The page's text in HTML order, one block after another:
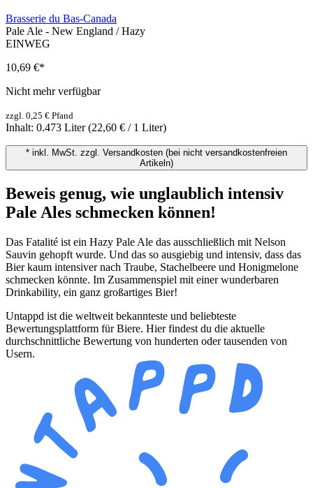
Brasserie du Bas-Canada
Pale Ale - New England / Hazy
EINWEG
10,69 €*
Nicht mehr verfügbar
zzgl. 0,25 € Pfand
Inhalt: 0.473 Liter(22,60 € / 1 Liter)
* inkl. MwSt. zzgl. Versandkosten (bei nicht versandkostenfreien
Artikeln)
Beweis genug, wie unglaublich intensiv
Pale Ales schmecken können!
Das Fatalité ist ein Hazy Pale Ale das ausschließlich mit Nelson
Sauvin gehopft wurde. Und das so ausgiebig und intensiv, dass das
Bier kaum intensiver nach Traube, Stachelbeere und Honigmelone
schmecken könnte. Im Zusammenspiel mit einer wunderbaren
Drinkability, ein ganz großartiges Bier!
Untappd ist die weltweit bekannteste und beliebteste
Bewertungsplattform für Biere. Hier findest du die aktuelle
durchschnittliche Bewertung von hunderten oder tausenden von
Usern.